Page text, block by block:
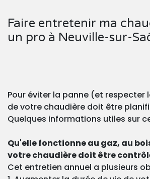
Faire entretenir ma
un pro à Neuville-sur-
Pour éviter la panne (et respecter
de votre chaudière doit être
Quelques informations utiles sur
Qu'elle fonctionne au gaz, au
votre chaudière doit être
Cet entretien annuel a plusieurs